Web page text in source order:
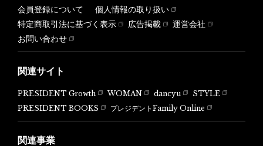
会員登録について
個人情報の取り扱い
特定商取引法に基づく表示
広告掲載
運営会社
お問い合わせ
関連サイト
PRESIDENT Growth WOMAN dancyu
STYLE
PRESIDENT BOOKS
プレジデントFamily Online
関連事業